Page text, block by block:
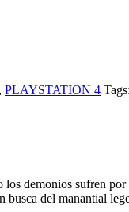
, PLAYSTATION 4 Tags:
demonios sufren
del manantial